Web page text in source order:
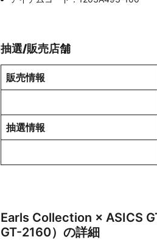
抽選/販売店舗
販売情報
抽選情報
Earls Collection × ASICS
GT-2160） の詳細